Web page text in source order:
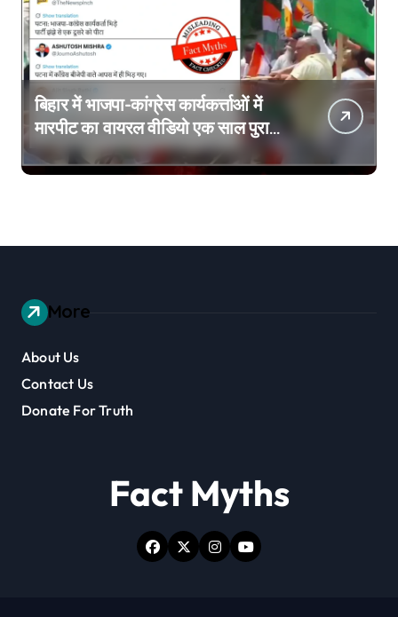
बिहार में भाजपा-कांग्रेस कार्यकर्त्ताओं में
मारपीट का वायरल वीडियो एक साल पुराना
है
More
About Us
Contact Us
Donate For Truth
Fact Myths